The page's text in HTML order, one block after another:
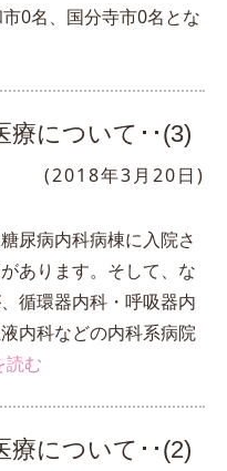
0名、国分寺市0名とな
について･･(3)
(2018年3月20日)
尿病内科病棟に入院さ
あります。そして、な
循環器内科・呼吸器内
内科などの内科系病院
読む
について･･(2)